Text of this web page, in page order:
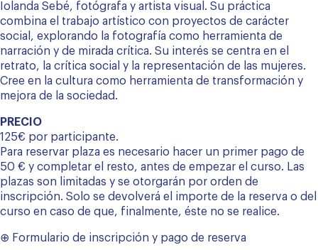
Iolanda Sebé, fotógrafa y artista visual. Su práctica
combina el trabajo artístico con proyectos de carácter
social, explorando la fotografía como herramienta de
narración y de mirada crítica. Su interés se centra en el
retrato, la crítica social y la representación de las mujeres.
Cree en la cultura como herramienta de transformación y
mejora de la sociedad.
PRECIO
125€ por participante.
Para reservar plaza es necesario hacer un primer pago de
50 € y completar el resto, antes de empezar el curso. Las
plazas son limitadas y se otorgarán por orden de
inscripción. Solo se devolverá el importe de la reserva o del
curso en caso de que, finalmente, éste no se realice.
⊕ Formulario de inscripción y pago de reserva